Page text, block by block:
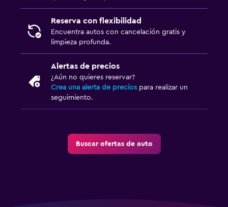
Reserva con flexibilidad
Encuentra autos con cancelación gratis y
limpieza profunda.
Alertas de precios
¿Aún no quieres reservar?
Crea una alerta de precios para realizar un
seguimiento.
Buscar ofertas de auto